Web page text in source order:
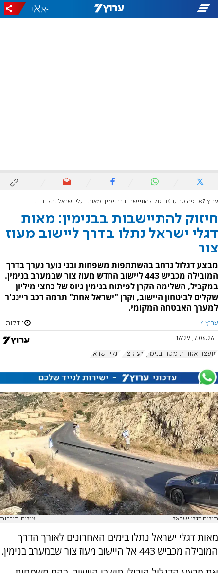
-
+
ערוץ 7 כיפה סרוגה חיזוק להתיישבות בבנימין: מאות דגלי ישראל נתלו בדרך ליישוב מעוז צור
חיזוק להתיישבות בבנימין: מאות
דגלי ישראל נתלו בדרך ליישוב מעוז
צור
מבצע דגלול נרחב בהשתתפות משפחות ובני נוער נערך בדרך
המובילה מכביש 443 ליישוב החדש מעוז צור שבמערב בנימין.
במקביל, השלימה הקרן לפיתוח בנימין גיוס של כחצי מיליון
שקלים לביטחון היישוב, וקרן "ישראל אחת" תרמה רכב ריינג'ר
למערך האבטחה המקומי.
ערוץ 7 1 דקות
7.06.26, 16:29
מועצה אזורית מטה בנימין מעוז צור דגלי ישראל
תולים דגלי ישראל צילום: דוברות
מאות דגלי ישראל נתלו בימים האחרונים לאורך הדרך
המובילה מכביש 443 אל היישוב מעוז צור שבמערב בנימין.